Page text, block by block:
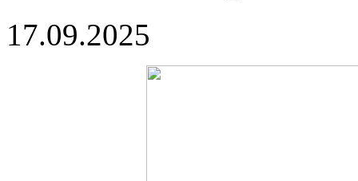
17.09.2025